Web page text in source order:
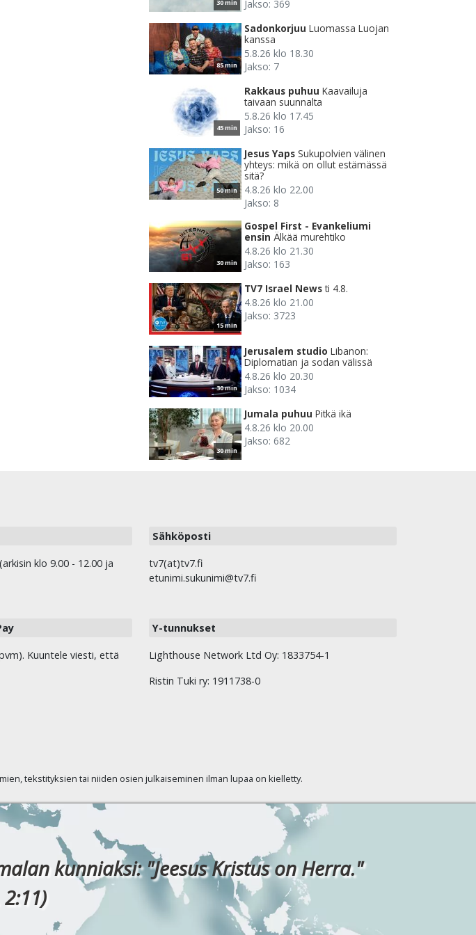
30 min Jakso: 369
85 min
Sadonkorjuu Luomassa Luojan
kanssa
5.8.26 klo 18.30
Jakso: 7
45 min
Rakkaus puhuu Kaavailuja
taivaan suunnalta
5.8.26 klo 17.45
Jakso: 16
50 min
Jesus Yaps Sukupolvien välinen
yhteys: mikä on ollut estämässä
sitä?
4.8.26 klo 22.00
Jakso: 8
30 min
Gospel First - Evankeliumi
ensin Älkää murehtiko
4.8.26 klo 21.30
Jakso: 163
15 min
TV7 Israel News ti 4.8.
4.8.26 klo 21.00
Jakso: 3723
30 min
Jerusalem studio Libanon:
Diplomatian ja sodan välissä
4.8.26 klo 20.30
Jakso: 1034
30 min
Jumala puhuu Pitkä ikä
4.8.26 klo 20.00
Jakso: 682
klo 9.00 - 12.00 ja
Sähköposti
tv7(at)tv7.fi
etunimi.sukunimi@tv7.fi
Kuuntele viesti, että
Y-tunnukset
Lighthouse Network Ltd Oy: 1833754-1
Ristin Tuki ry: 1911738-0
tekstityksien tai niiden osien julkaiseminen ilman lupaa on kielletty.
kunniaksi: "Jeesus Kristus on Herra."